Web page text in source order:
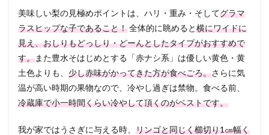
美味しい梨の見極めポイントは、ハリ・重み・そしてグラマ
ラスヒップな子であること！全体的に眺めると横にワイドに
見え、おしりもどっしり・どーんとしたタイプがおすすめで
す。また豊水そはじめとする「赤ナシ系」は優しい黄色・黄
土色よりも、 少し赤味がかってきた方が食べごろ。さらに気
温が高い時期の果物なので、冷やし過ぎは禁物。食べる前、
冷蔵庫で小一時間くらい冷やして頂くのがベストです。
我が家ではうさぎに与える時、 リンゴと同じく櫛切り1㎝幅く